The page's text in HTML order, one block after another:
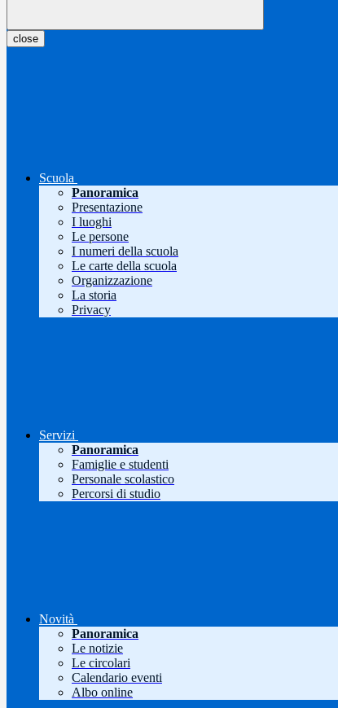
close
Scuola
Panoramica
Presentazione
I luoghi
Le persone
I numeri della scuola
Le carte della scuola
Organizzazione
La storia
Privacy
Servizi
Panoramica
Famiglie e studenti
Personale scolastico
Percorsi di studio
Novità
Panoramica
Le notizie
Le circolari
Calendario eventi
Albo online